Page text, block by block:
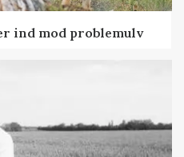
ind mod problemulv